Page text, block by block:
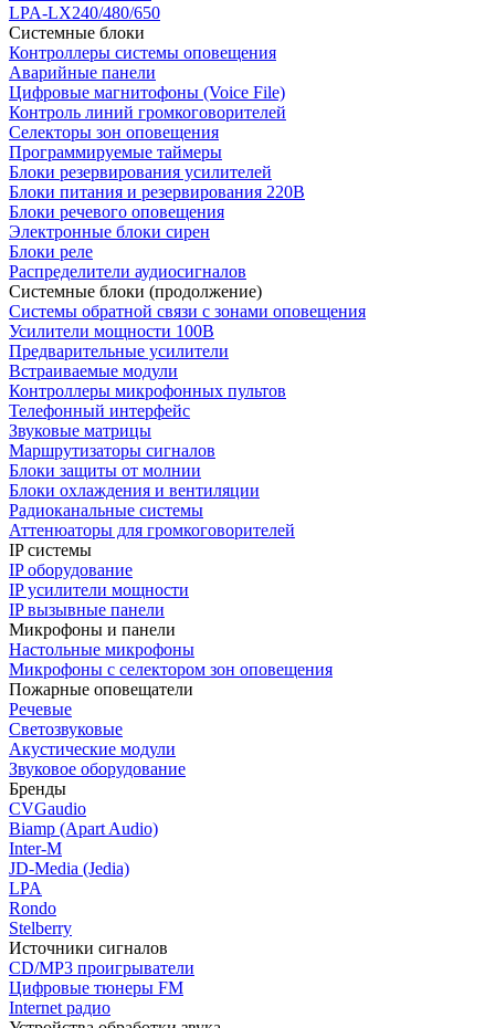
LPA-LX240/480/650
Системные блоки
Контроллеры системы оповещения
Аварийные панели
Цифровые магнитофоны (Voice File)
Контроль линий громкоговорителей
Селекторы зон оповещения
Программируемые таймеры
Блоки резервирования усилителей
Блоки питания и резервирования 220В
Блоки речевого оповещения
Электронные блоки сирен
Блоки реле
Распределители аудиосигналов
Системные блоки (продолжение)
Системы обратной связи с зонами оповещения
Усилители мощности 100В
Предварительные усилители
Встраиваемые модули
Контроллеры микрофонных пультов
Телефонный интерфейс
Звуковые матрицы
Маршрутизаторы сигналов
Блоки защиты от молнии
Блоки охлаждения и вентиляции
Радиоканальные системы
Аттенюаторы для громкоговорителей
IP системы
IP оборудование
IP усилители мощности
IP вызывные панели
Микрофоны и панели
Настольные микрофоны
Микрофоны с селектором зон оповещения
Пожарные оповещатели
Речевые
Светозвуковые
Акустические модули
Звуковое оборудование
Бренды
CVGaudio
Biamp (Apart Audio)
Inter-M
JD-Media (Jedia)
LPA
Rondo
Stelberry
Источники сигналов
CD/MP3 проигрыватели
Цифровые тюнеры FM
Internet радио